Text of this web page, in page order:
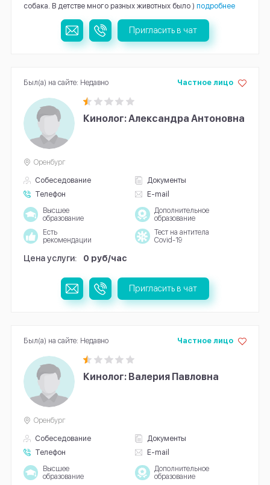
собака. В детстве много разных животных было ) подробнее
Пригласить в чат
Кинолог: Александра Антоновна
Собеседование
Документы
Телефон
E-mail
Частное лицо
Оренбург
Высшее
образование
Дополнительное
образование
Есть
рекомендации
Тест на антитела
Covid-19
Цена услуги: 0 руб/час
Был(а) на сайте: Недавно
Пригласить в чат
Кинолог: Валерия Павловна
Собеседование
Документы
Телефон
E-mail
Частное лицо
Оренбург
Высшее
образование
Дополнительное
образование
Был(а) на сайте: Недавно